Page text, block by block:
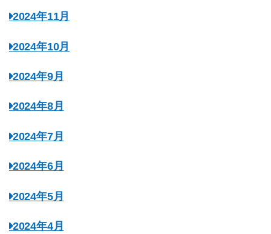
2024年11月
2024年10月
2024年9月
2024年8月
2024年7月
2024年6月
2024年5月
2024年4月